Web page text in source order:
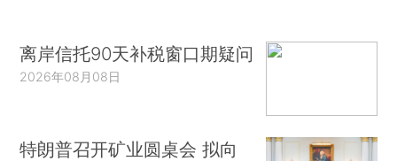
离岸信托90天补税窗口期疑问
2026年08月08日
特朗普召开矿业圆桌会 拟向